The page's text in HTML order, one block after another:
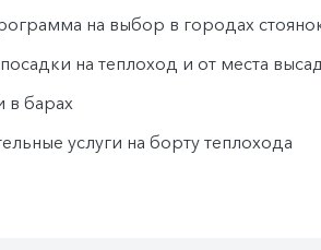
на выбор в городах
на теплоход и от места
в барах
услуги на борту теплохода